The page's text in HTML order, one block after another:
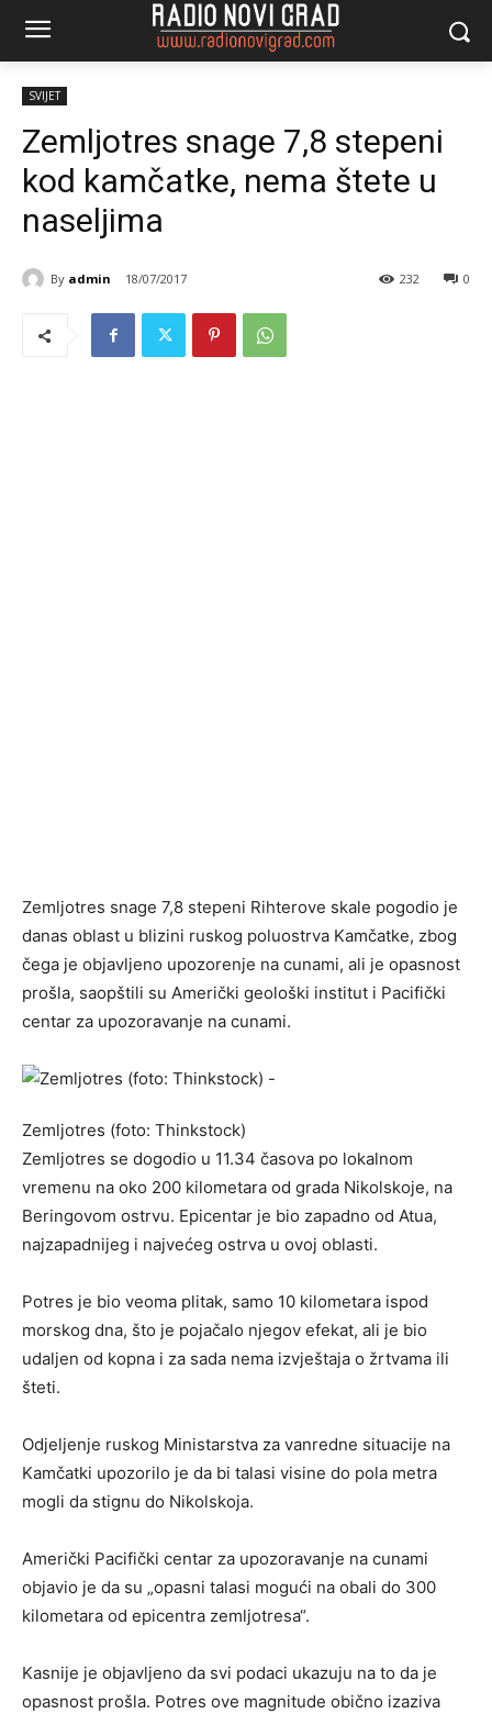
SVIJET
Zemljotres snage 7,8 stepeni
kod kamčatke, nema štete u
naseljima
By admin 18/07/2017 0
232
Zemljotres snage 7,8 stepeni Rihterove skale pogodio je
danas oblast u blizini ruskog poluostrva Kamčatke, zbog
čega je objavljeno upozorenje na cunami, ali je opasnost
prošla, saopštili su Američki geološki institut i Pacifički
centar za upozoravanje na cunami.
Zemljotres (foto: Thinkstock)
Zemljotres se dogodio u 11.34 časova po lokalnom
vremenu na oko 200 kilometara od grada Nikolskoje, na
Beringovom ostrvu. Epicentar je bio zapadno od Atua,
najzapadnijeg i najvećeg ostrva u ovoj oblasti.
Potres je bio veoma plitak, samo 10 kilometara ispod
morskog dna, što je pojačalo njegov efekat, ali je bio
udaljen od kopna i za sada nema izvještaja o žrtvama ili
šteti.
Odjeljenje ruskog Ministarstva za vanredne situacije na
Kamčatki upozorilo je da bi talasi visine do pola metra
mogli da stignu do Nikolskoja.
Američki Pacifički centar za upozoravanje na cunami
objavio je da su „opasni talasi mogući na obali do 300
kilometara od epicentra zemljotresa“.
Kasnije je objavljeno da svi podaci ukazuju na to da je
opasnost prošla. Potres ove magnitude obično izaziva